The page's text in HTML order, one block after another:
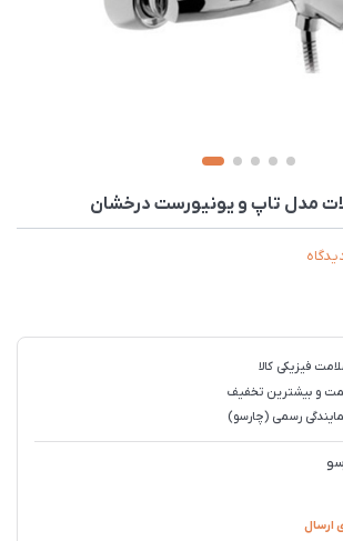
مدل تاپ و یونیورست درخشان
فیزیکی کالا
و بیشترین تخفیف
رسمی (چارسو)
ارسال